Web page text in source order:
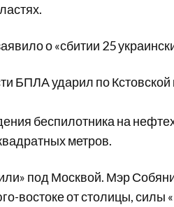
о «сбитии 25
БПЛА ударил по Кстовской
беспилотника на
метров.
под Москвой. Мэр
востоке от столицы,